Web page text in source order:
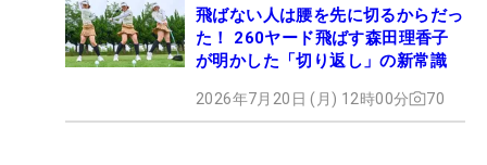
飛ばない人は腰を先に切るからだっ
た！ 260ヤード飛ばす森田理香子
が明かした「切り返し」の新常識
2026年7月20日 (月) 12時00分 70